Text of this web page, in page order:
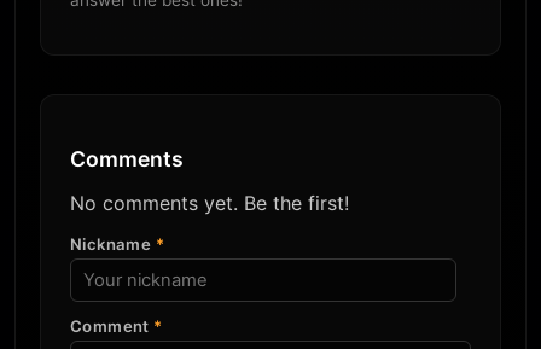
Comments
No comments yet. Be the first!
Nickname *
Comment *